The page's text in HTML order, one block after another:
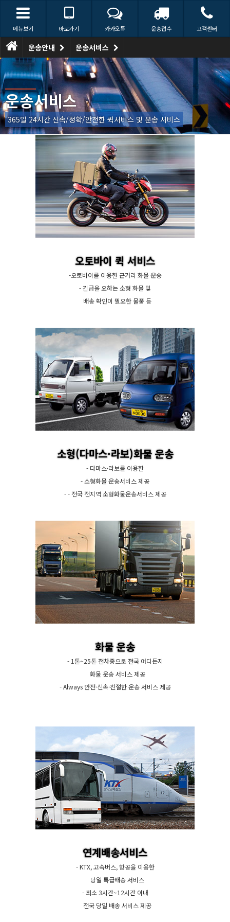
메뉴보기 바로가기 카카오톡 운송접수 고객센터
운송안내 운송서비스
운송서비스
365일 24시간 신속/정확/안전한 퀵서비스 및 운송 서비스
오토바이 퀵 서비스
-오토바이를 이용한 근거리 화물 운송
- 긴급을 요하는 소형 화물 및
배송 확인이 필요한 물품 등
소형(다마스·라보)화물 운송
- 다마스·라보를 이용한
- 소형화물 운송서비스 제공
- - 전국 전지역 소형화물운송서비스 제공
화물 운송
- 1톤~25톤 전차종으로 전국 어디든지
화물 운송 서비스 제공
- Always 안전·신속·친절한 운송 서비스 제공
연계배송서비스
- KTX, 고속버스, 항공을 이용한
당일 특급배송 서비스
- 최소 3시간~12시간 이내
전국 당일 배송 서비스 제공